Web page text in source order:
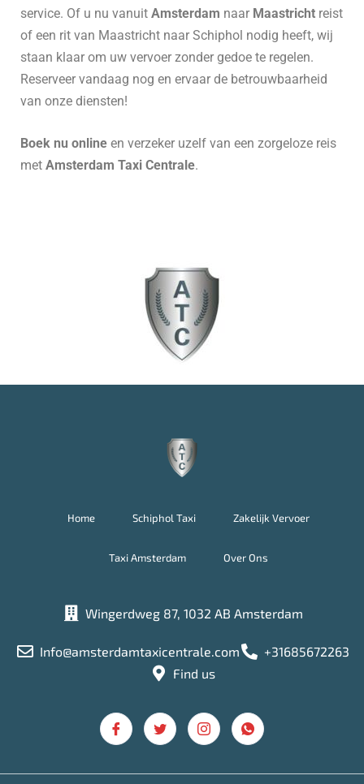
service. Of u nu vanuit Amsterdam naar Maastricht reist
of een rit van Maastricht naar Schiphol nodig heeft, wij
staan klaar om uw vervoer zonder gedoe te regelen.
Reserveer vandaag nog en ervaar de betrouwbaarheid
van onze diensten!
Boek nu online en verzeker uzelf van een zorgeloze reis
met Amsterdam Taxi Centrale.
Home Schiphol Taxi Zakelijk Vervoer
Taxi Amsterdam Over Ons
Wingerdweg 87, 1032 AB Amsterdam
Info@amsterdamtaxicentrale.com
+31685672263
Find us